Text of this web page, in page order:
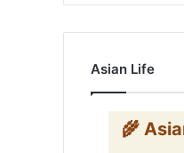
Asian Life
🌾